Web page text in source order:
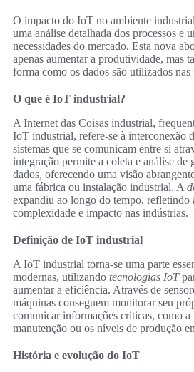
O impacto do IoT no ambiente
uma análise detalhada dos processos e
necessidades do mercado. Esta nova
apenas aumentar a produtividade, mas
forma como os dados são utilizados nas
O que é IoT industrial?
A Internet das Coisas industrial,
IoT industrial, refere-se à interconexão
sistemas que se comunicam entre si
integração permite a coleta e análise de
dados, oferecendo uma visão
uma fábrica ou instalação industrial. A
expandiu ao longo do tempo, refletindo
complexidade e impacto nas indústrias.
Definição de IoT industrial
A IoT industrial torna-se uma parte
modernas, utilizando tecnologias IoT
aumentar a eficiência. Através de
máquinas conseguem monitorar seu
comunicar informações críticas, como a
manutenção ou os níveis de produção
História e evolução do IoT